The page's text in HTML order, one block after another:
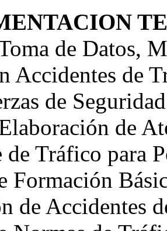
de Datos,
Accidentes de
de Seguridad
de
de Tráfico para
Formación
de Accidentes